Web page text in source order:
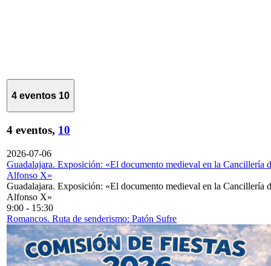
4 eventos 10
4 eventos, 10
2026-07-06
Guadalajara. Exposición: «El documento medieval en la Cancillería
Alfonso X»
Guadalajara. Exposición: «El documento medieval en la Cancillería
Alfonso X»
9:00 - 15:30
Romancos. Ruta de senderismo: Patón Sufre